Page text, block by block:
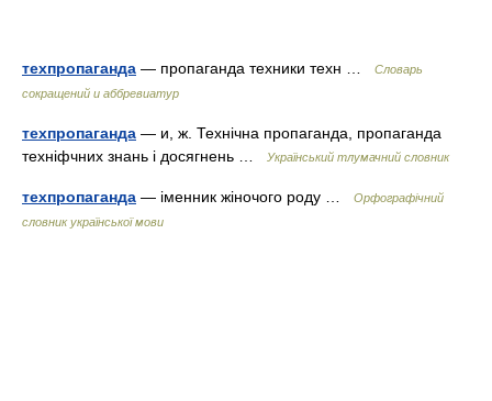
техпропаганда — пропаганда техники техн …
Словарь
сокращений и аббревиатур
техпропаганда — и, ж. Технічна пропаганда, пропаганда
техніфчних знань і досягнень …
Український тлумачний словник
техпропаганда — іменник жіночого роду …
Орфографічний
словник української мови